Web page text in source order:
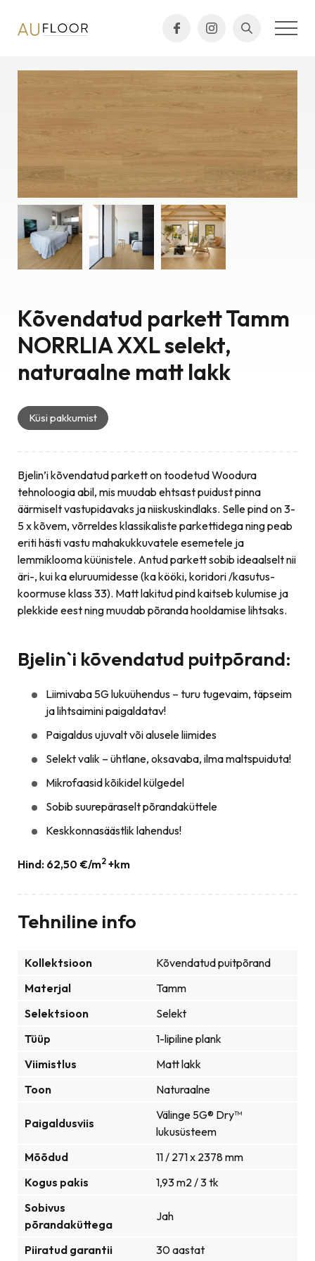
Kõvendatud parkett Tamm
NORRLIA XXL selekt,
naturaalne matt lakk
Küsi pakkumist
Bjelin’i kõvendatud parkett on toodetud Woodura
tehnoloogia abil, mis muudab ehtsast puidust pinna
äärmiselt vastupidavaks ja niiskuskindlaks. Selle pind on 3-
5 x kõvem, võrreldes klassikaliste parkettidega ning peab
eriti hästi vastu mahakukkuvatele esemetele ja
lemmiklooma küünistele. Antud parkett sobib ideaalselt nii
äri-, kui ka eluruumidesse (ka kööki, koridori /kasutus-
koormuse klass 33). Matt lakitud pind kaitseb kulumise ja
plekkide eest ning muudab põranda hooldamise lihtsaks.
Bjelin`i kõvendatud puitpõrand:
Liimivaba 5G lukuühendus – turu tugevaim, täpseim
ja lihtsaimini paigaldatav!
Paigaldus ujuvalt või alusele liimides
Selekt valik – ühtlane, oksavaba, ilma maltspuiduta!
Mikrofaasid kõikidel külgedel
Sobib suurepäraselt põrandaküttele
Keskkonnasäästlik lahendus!
Hind: 62,50 €/m2 +km
Tehniline info
Kollektsioon
Kõvendatud puitpõrand
Materjal
Tamm
Selektsioon
Selekt
Tüüp
1-lipiline plank
Viimistlus
Matt lakk
Toon
Naturaalne
Paigaldusviis
Välinge 5G® Dry™
lukusüsteem
Mõõdud
11 / 271 x 2378 mm
Kogus pakis
1,93 m2 / 3 tk
Sobivus
põrandaküttega
Jah
Piiratud garantii 30 aastat